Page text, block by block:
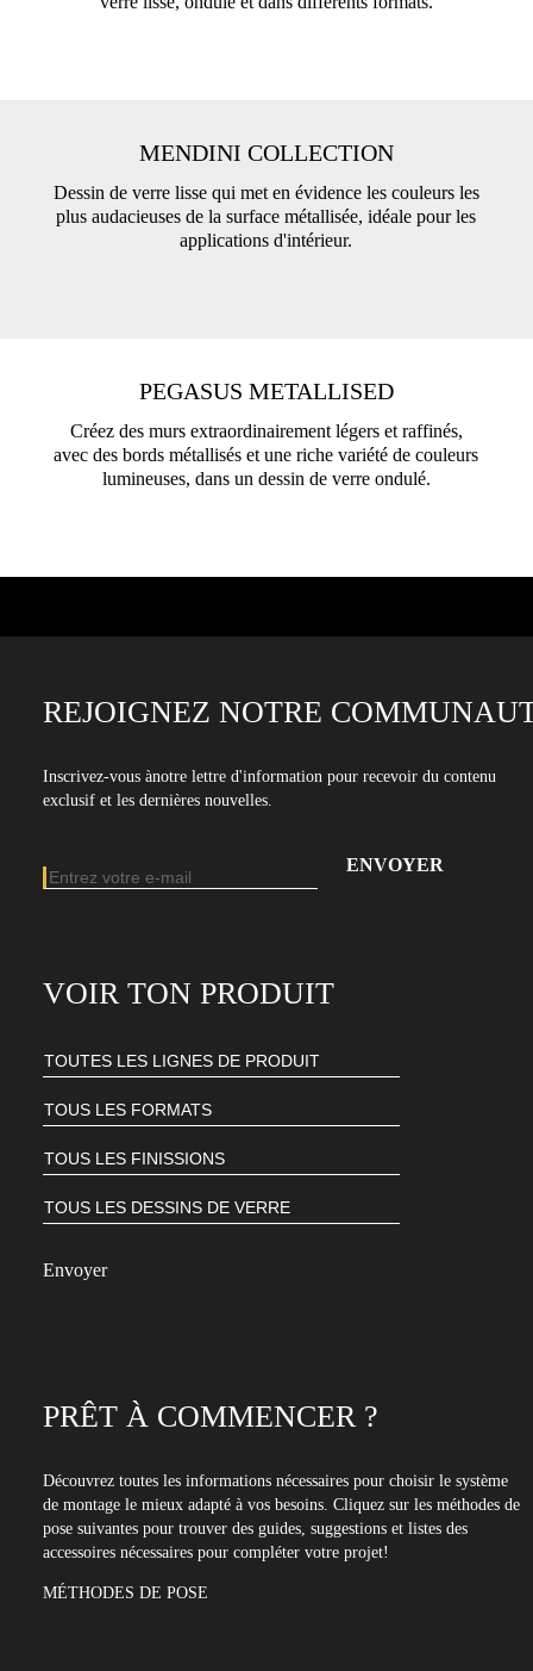
MENDINI COLLECTION
Dessin de verre lisse qui met en évidence les couleurs les
plus audacieuses de la surface métallisée, idéale pour les
applications d'intérieur.
PEGASUS METALLISED
Créez des murs extraordinairement légers et raffinés,
avec des bords métallisés et une riche variété de couleurs
lumineuses, dans un dessin de verre ondulé.
REJOIGNEZ NOTRE
Inscrivez-vous ànotre lettre d'information pour recevoir du contenu
exclusif et les dernières nouvelles.
VOIR TON PRODUIT
PRÊT À COMMENCER ?
Découvrez toutes les informations nécessaires pour choisir le système
de montage le mieux adapté à vos besoins. Cliquez sur les méthodes de
pose suivantes pour trouver des guides, suggestions et listes des
accessoires nécessaires pour compléter votre projet!
MÉTHODES DE POSE